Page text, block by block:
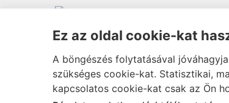
Ez az oldal cookie-kat
A böngészés folytatásával
szükséges cookie-kat. Statisztikai,
kapcsolatos cookie-kat csak az Ön